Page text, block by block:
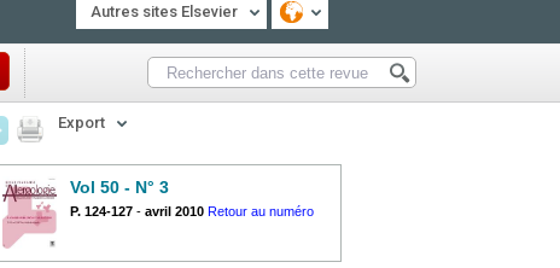
Autres sites Elsevier
Export
Vol 50 - N° 3
P. 124-127 - avril 2010 Retour au numéro